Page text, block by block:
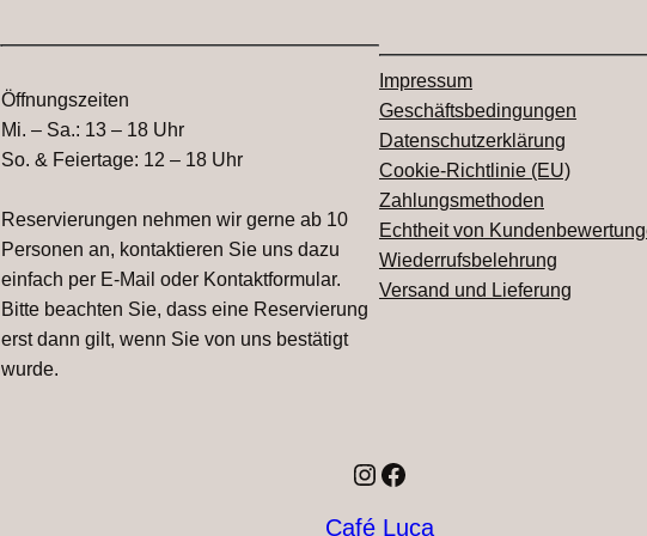
Öffnungszeiten
Mi. – Sa.: 13 – 18 Uhr
So. & Feiertage: 12 – 18 Uhr
Reservierungen nehmen wir gerne ab 10
Personen an, kontaktieren Sie uns dazu
einfach per E-Mail oder Kontaktformular.
Bitte beachten Sie, dass eine Reservierung
erst dann gilt, wenn Sie von uns bestätigt
wurde.
Impressum
Geschäftsbedingungen
Datenschutzerklärung
Cookie-Richtlinie (EU)
Zahlungsmethoden
Echtheit von
Wiederrufsbelehrung
Versand und Lieferung
Instagram
Facebook
Café Luca